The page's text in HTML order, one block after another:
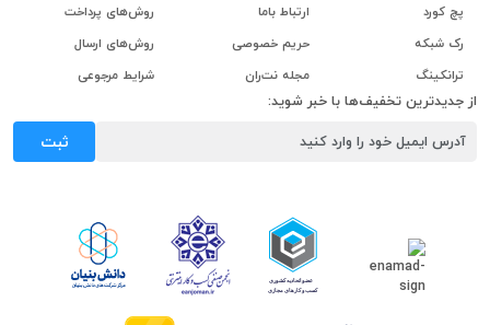
پچ کورد
رک شبکه
ترانکینگ
ارتباط باما
حریم خصوصی
مجله نت‌ران
روش‌های پرداخت
روش‌های ارسال
شرایط مرجوعی
از جدیدترین تخفیف‌ها با خبر شوید:
ثبت